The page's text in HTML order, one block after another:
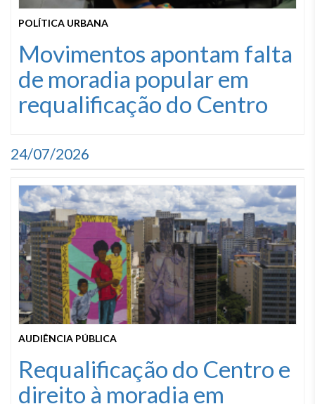
POLÍTICA URBANA
Movimentos apontam falta
de moradia popular em
requalificação do Centro
24/07/2026
AUDIÊNCIA PÚBLICA
Requalificação do Centro e
direito à moradia em